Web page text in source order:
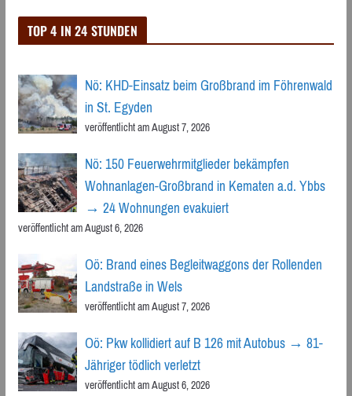
TOP 4 IN 24 STUNDEN
Nö: KHD-Einsatz beim Großbrand im Föhrenwald
in St. Egyden
veröffentlicht am August 7, 2026
Nö: 150 Feuerwehrmitglieder bekämpfen
Wohnanlagen-Großbrand in Kematen a.d. Ybbs
→ 24 Wohnungen evakuiert
veröffentlicht am August 6, 2026
Oö: Brand eines Begleitwaggons der Rollenden
Landstraße in Wels
veröffentlicht am August 7, 2026
Oö: Pkw kollidiert auf B 126 mit Autobus → 81-
Jähriger tödlich verletzt
veröffentlicht am August 6, 2026